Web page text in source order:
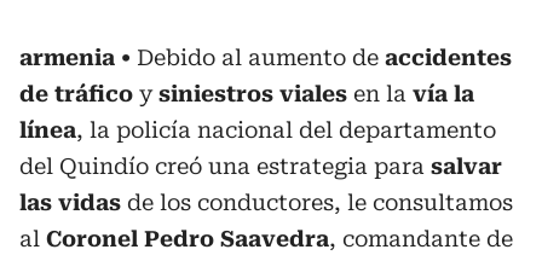
armenia Debido al aumento de accidentes
de tráfico ysiniestros viales en la vía la
línea, la policía nacional del departamento
del Quindío creó una estrategia para salvar
las vidas de los conductores, le consultamos
al Coronel Pedro Saavedra, comandante de